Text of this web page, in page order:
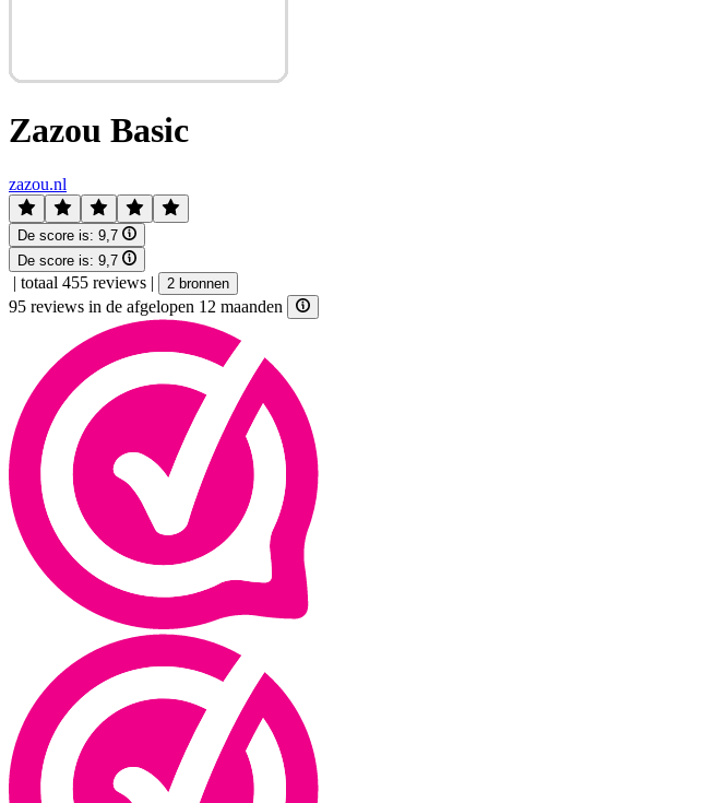
Zazou Basic
zazou.nl
De score is: 9,7
De score is: 9,7
| totaal 455 reviews | 2 bronnen
95 reviews in de afgelopen 12 maanden